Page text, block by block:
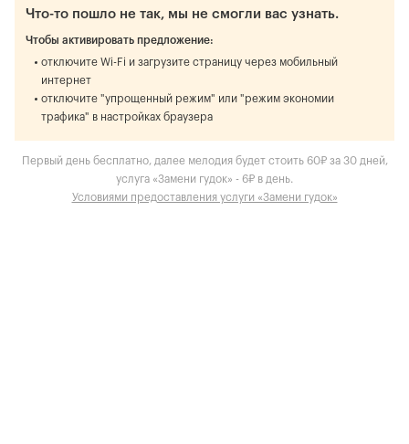
Что-то пошло не так, мы не смогли вас узнать.
Чтобы активировать предложение:
отключите Wi-Fi и загрузите страницу через мобильный
интернет
отключите "упрощенный режим" или "режим экономии
трафика" в настройках браузера
Первый день бесплатно, далее мелодия будет стоить 60₽ за 30 дней,
услуга «Замени гудок» - 6₽ в день.
Условиями предоставления услуги «Замени гудок»